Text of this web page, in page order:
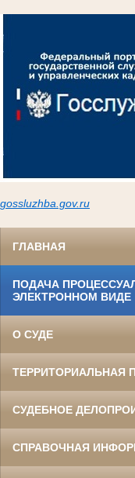
gossluzhba.gov.ru
ГЛАВНАЯ
ПОДАЧА
ЭЛЕКТРОННОМ ВИДЕ
О СУДЕ
ТЕРРИТОРИАЛЬНАЯ
СУДЕБНОЕ
СПРАВОЧНАЯ